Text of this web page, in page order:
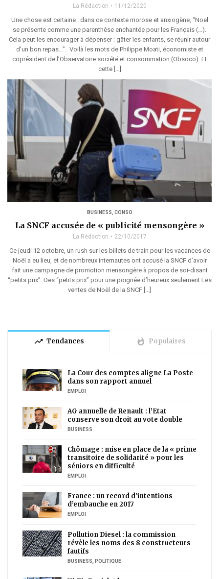
La Rédaction 11/12/2020
Une chose est certaine : dans ce contexte morose et anxiogène, “Noel
se présente comme une parenthèse enchantée pour les Français (…).
Cela peut les encourager à dépenser : gâter les enfants, se réunir autour
d’un bon repas…”. Voilà les mots de Philippe Moati, économiste et
coprésident de l’Observatoire société et consommation (Obsoco). Et
cette […]
BUSINESS, CONSO
La SNCF accusée de « publicité mensongère »
La Rédaction 22/10/2017
Ce jeudi 12 octobre, un rush sur les billets de train pour les vacances de
Noël a eu lieu, et de nombreux internautes ont accusé la SNCF d’avoir
fait une campagne de promotion mensongère à propos de soi-disant
“petits prix”. Des “petits prix” pour une poignée d’heureux seulement Les
ventes de Noël de la SNCF […]
trending_up Tendances whatshot Populaires
La Cour des comptes aligne La Poste
dans son rapport annuel
EMPLOI
AG annuelle de Renault : l’Etat
conserve son droit au vote double
BUSINESS
Chômage : mise en place de la « prime
transitoire de solidarité » pour les
séniors en difficulté
EMPLOI
France : un record d’intentions
d’embauche en 2017
EMPLOI
Pollution Diesel : la commission
révèle les noms des 8 constructeurs
fautifs
BUSINESS POLITIQUE